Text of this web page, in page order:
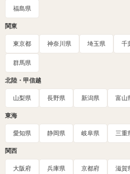
福島県
関東
東京都 神奈川県 埼玉県 千
群馬県
北陸・甲信越
山梨県 長野県 新潟県 富山
東海
愛知県 静岡県 岐阜県 三重
関西
大阪府 兵庫県 京都府 滋賀